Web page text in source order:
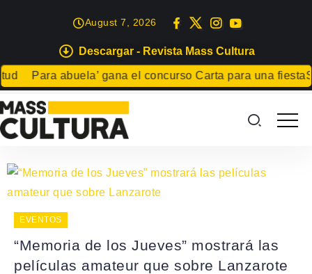
Descargar - Revista Mass Cultura
Para abuela’ gana el concurso Carta para una fiesta
August 7, 2026
EVENTOS
“Memoria de los Jueves” mostrará las
películas amateur que sobre Lanzarote